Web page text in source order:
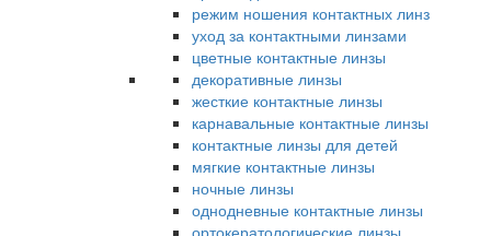
режим ношения контактных линз
уход за контактными линзами
цветные контактные линзы
декоративные линзы
жесткие контактные линзы
карнавальные контактные линзы
контактные линзы для детей
мягкие контактные линзы
ночные линзы
однодневные контактные линзы